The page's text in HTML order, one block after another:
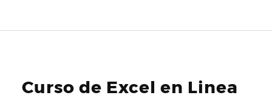
Curso de Excel en Linea